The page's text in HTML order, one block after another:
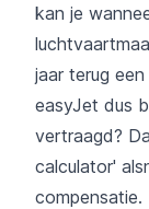
kan je
jaar terug
easyJet dus
vertraagd?
calculator'
compensatie.